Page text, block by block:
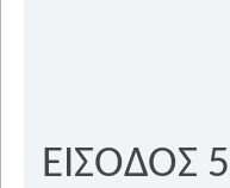
ΕΙΣΟΔΟΣ